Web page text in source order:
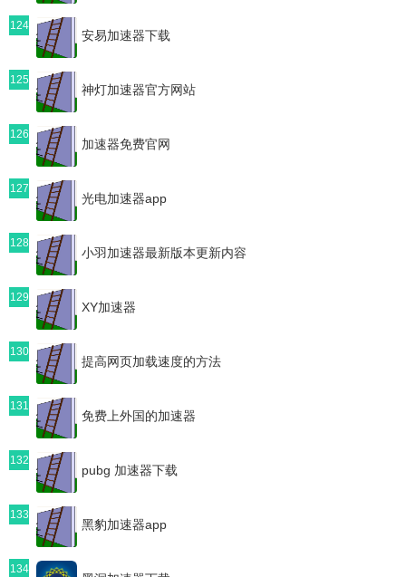
124
安易加速器下载
125
神灯加速器官方网站
126
加速器免费官网
127
光电加速器app
128
小羽加速器最新版本更新内容
129
XY加速器
130
提高网页加载速度的方法
131
免费上外国的加速器
132
pubg 加速器下载
133
黑豹加速器app
134